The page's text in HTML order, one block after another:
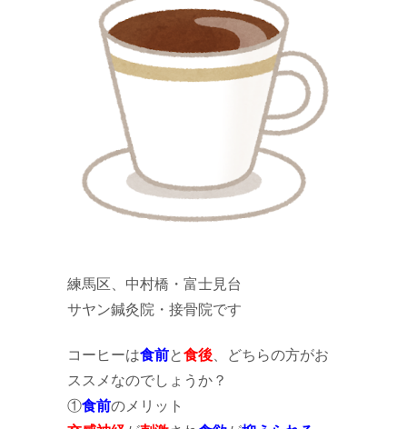
練馬区、中村橋・富士見台
サヤン鍼灸院・接骨院です
コーヒーは食前と食後 、どちらの方がお
ススメなのでしょうか？
①食前のメリット